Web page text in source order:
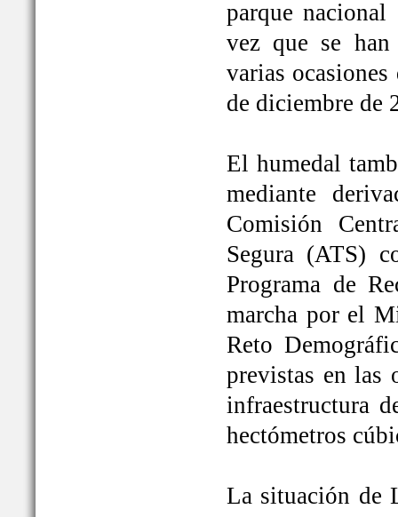
parque
vez que se
varias
de diciembre de
El humedal
mediante
Comisión
Segura (ATS)
Programa de
marcha por el
Reto
previstas en las
infraestructura
hectómetros
La situación de